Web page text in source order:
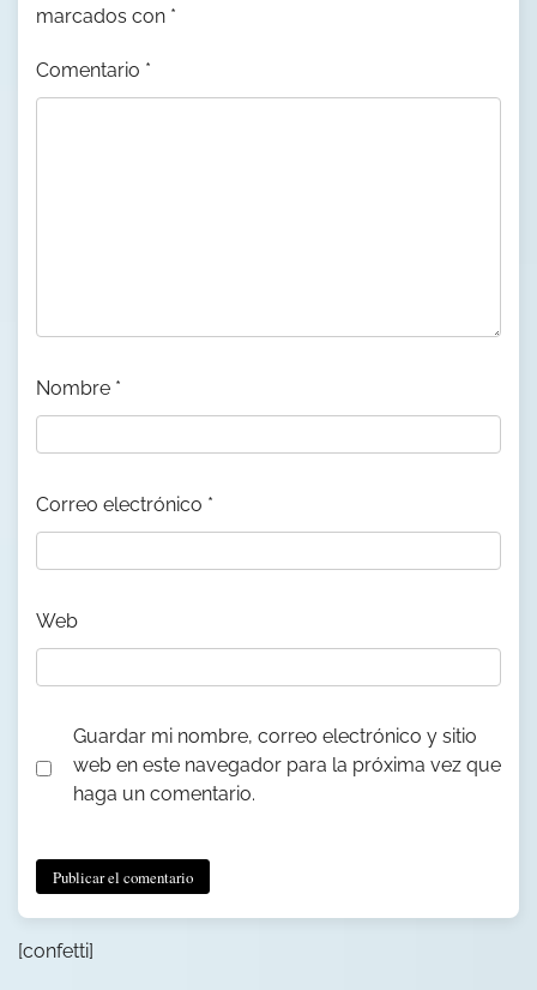
marcados con *
Comentario *
Nombre *
Correo electrónico *
Web
Guardar mi nombre, correo electrónico y sitio
web en este navegador para la próxima vez que
haga un comentario.
[confetti]